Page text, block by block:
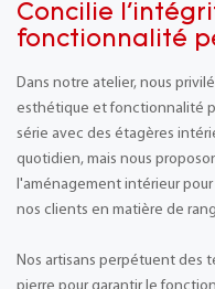
Concilie
fonctionnalité
Dans notre atelier, nous
esthétique et fonctionnalité
série avec des étagères
quotidien, mais nous
l'aménagement intérieur
nos clients en matière de
Nos artisans perpétuent des